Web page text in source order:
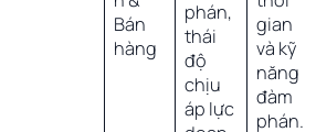
Bán
hàng
phán,
thái
độ
chịu
áp lực
gian
và kỹ
năng
đàm
phán.